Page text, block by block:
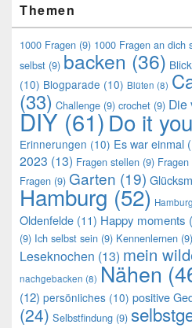
Themen
1000 Fragen (9) 1000 Fragen an dich
selbst (9) backen (36)
(10) Blogparade (10) Blüten (8)
(33) Challenge (9) crochet (9) Die
DIY (61)Do it
Erinnerungen (10) Es war einmal
2023 (13) Fragen stellen (9)
Fragen (9) Garten (19)
Hamburg (52)
Oldenfelde (11) Happy moments
(9) Ich selbst sein (9) Kennenlernen (9)
Leseknochen (13) mein
nachgebacken (8) Nähen
(12) persönliches (10) positive
(24) Selbstfindung (9)